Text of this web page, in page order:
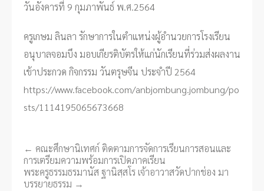
วันอังคารที่ 9 กุมภาพันธ์ พ.ศ.2564
ครูเกษม ลินลา รักษาการในตำแหน่งผู้อำนวยการโรงเรียน
อนุบาลจอมบึง มอบเกียรติบัตรให้แก่นักเรียนที่ร่วมส่งผลงาน
เข้าประกวด กิจกรรม วันตรุษจีน ประจำปี 2564
https://www.facebook.com/anbjombung.jombung/po
sts/1114195065673668
P
o
s
← คณะศึกษานิเทศก์ ติดตามการจัดการเรียนการสอนและ
การเตรียมความพร้อมการเปิดภาคเรียน
พระครูธรรมธรมานัส ฐานิสฺสโร เจ้าอาวาสวัดปากช่อง มา
บรรยายธรรม →